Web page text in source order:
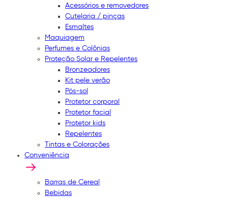
Acessórios e removedores
Cutelaria / pinças
Esmaltes
Maquiagem
Perfumes e Colônias
Proteção Solar e Repelentes
Bronzeadores
Kit pele verão
Pós-sol
Protetor corporal
Protetor facial
Protetor kids
Repelentes
Tintas e Colorações
Conveniência
Barras de Cereal
Bebidas